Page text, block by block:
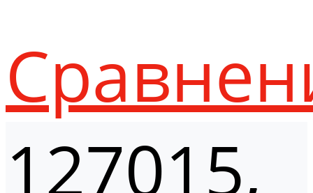
127015,